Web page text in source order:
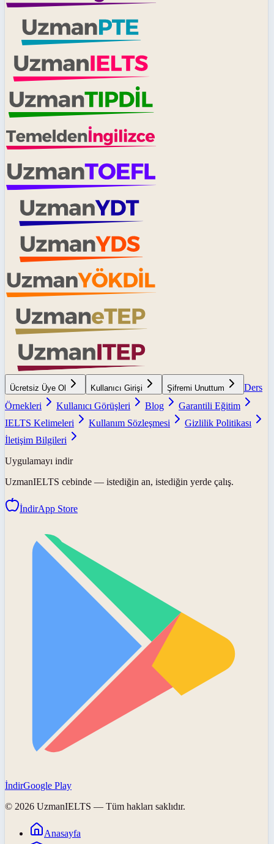
Ücretsiz Üye Ol Kullanıcı Girişi Şifremi Unuttum
Ders
Örnekleri
Kullanıcı Görüşleri Blog
Garantili Eğitim
IELTS Kelimeleri
Kullanım Sözleşmesi
Gizlilik Politikası
İletişim Bilgileri
Uygulamayı indir
UzmanIELTS cebinde — istediğin an, istediğin yerde çalış.
İndirApp Store
İndirGoogle Play
© 2026 UzmanIELTS — Tüm hakları saklıdır.
Anasayfa